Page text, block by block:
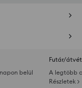
belül
Futár/
A legtöbb
Részletek >